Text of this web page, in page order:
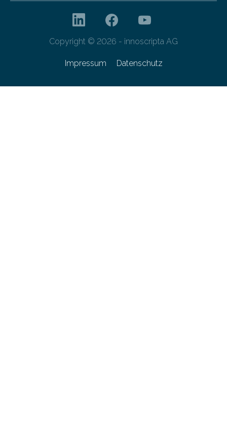
Copyright © 2026 - innoscripta AG
Impressum Datenschutz